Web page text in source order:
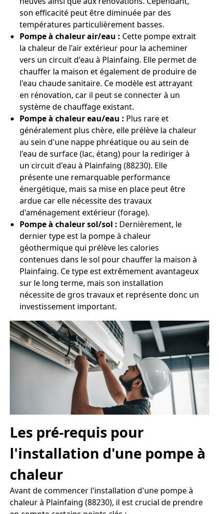
son efficacité peut être diminuée par des
températures particulièrement basses.
Pompe à chaleur air/eau : Cette pompe extrait
la chaleur de l'air extérieur pour la acheminer
vers un circuit d'eau à Plainfaing. Elle permet de
chauffer la maison et également de produire de
l'eau chaude sanitaire. Ce modèle est attrayant
en rénovation, car il peut se connecter à un
système de chauffage existant.
Pompe à chaleur eau/eau : Plus rare et
généralement plus chère, elle prélève la chaleur
au sein d'une nappe phréatique ou au sein de
l'eau de surface (lac, étang) pour la rediriger à
un circuit d'eau à Plainfaing (88230). Elle
présente une remarquable performance
énergétique, mais sa mise en place peut être
ardue car elle nécessite des travaux
d'aménagement extérieur (forage).
Pompe à chaleur sol/sol : Dernièrement, le
dernier type est la pompe à chaleur
géothermique qui prélève les calories
contenues dans le sol pour chauffer la maison à
Plainfaing. Ce type est extrêmement avantageux
sur le long terme, mais son installation
nécessite de gros travaux et représente donc un
investissement important.
Les pré-requis pour
l'installation d'une pompe à
chaleur
Avant de commencer l'installation d'une pompe à
chaleur à Plainfaing (88230), il est crucial de prendre